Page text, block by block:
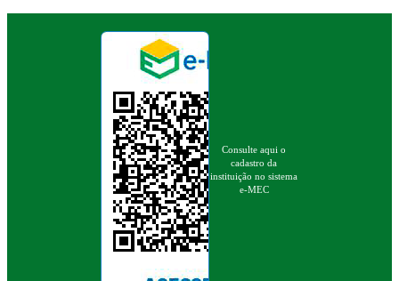
Consulte aqui o
cadastro da
instituição no sistema
e-MEC